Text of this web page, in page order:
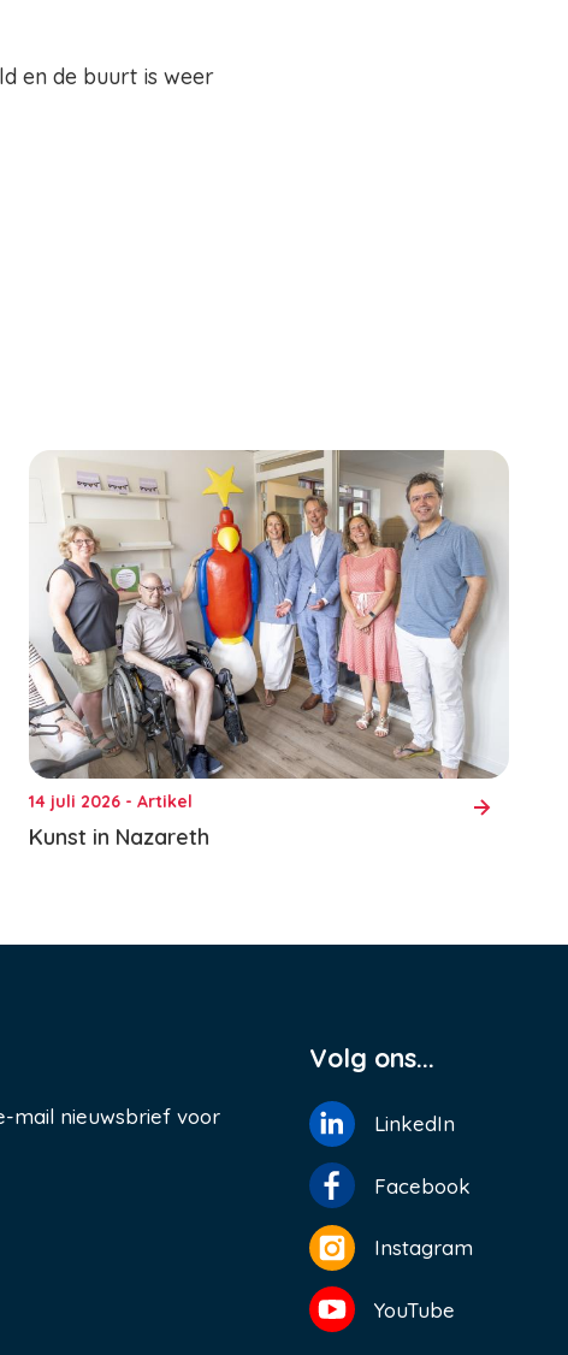
en de buurt is weer
14 juli 2026 - Artikel
Kunst in Nazareth
mail nieuwsbrief voor
Volg ons...
LinkedIn
Facebook
Instagram
YouTube